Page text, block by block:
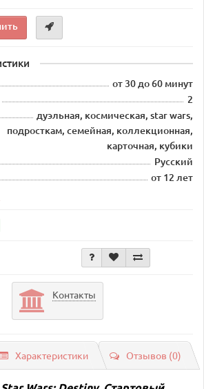
от 30 до 60 минут
2
дуэльная, космическая, star wars,
подросткам, семейная, коллекционная,
карточная, кубики
Русский
от 12 лет
Контакты
Характеристики Отзывов (0)